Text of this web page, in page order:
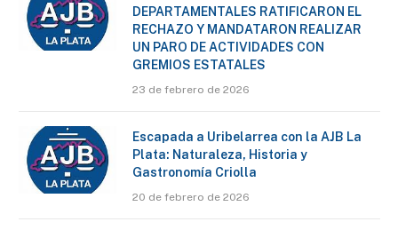
DEPARTAMENTALES RATIFICARON EL
RECHAZO Y MANDATARON REALIZAR
UN PARO DE ACTIVIDADES CON
GREMIOS ESTATALES
23 de febrero de 2026
Escapada a Uribelarrea con la AJB La
Plata: Naturaleza, Historia y
Gastronomía Criolla
20 de febrero de 2026